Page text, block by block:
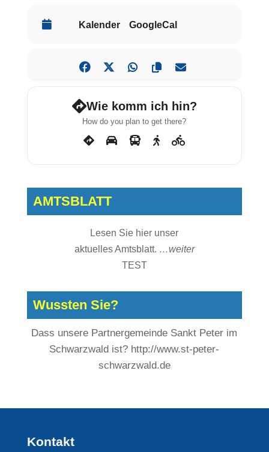
Kalender GoogleCal
Wie komm ich hin?
How do you plan to get there?
AMTSBLATT
Lesen Sie hier unser
aktuelles Amtsblatt. …weiter
TEST
Wussten Sie?
Dass unsere Partnergemeinde Sankt Peter im
Schwarzwald ist? http://www.st-peter-
schwarzwald.de
Kontakt